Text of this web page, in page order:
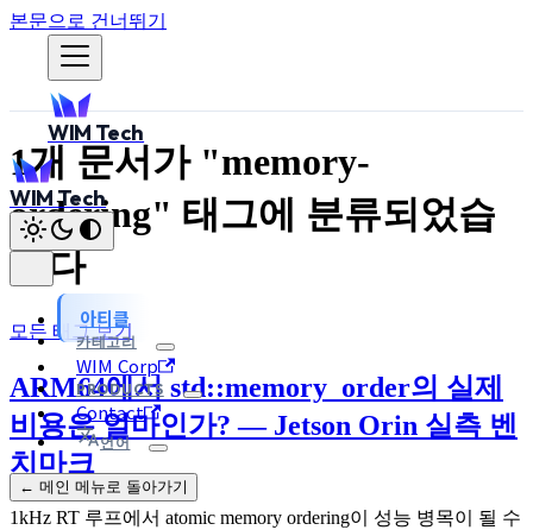
본문으로 건너뛰기
WIM Tech
WIM Tech
아티클
카테고리
WIM Corp
PRODUCTS
Contact
언어
← 메인 메뉴로 돌아가기
1개 문서가 "memory-
ordering" 태그에 분류되었습
니다
모든 태그 보기
ARM64에서 std::memory_order의 실제
비용은 얼마인가? — Jetson Orin 실측 벤
치마크
1kHz RT 루프에서 atomic memory ordering이 성능 병목이 될 수